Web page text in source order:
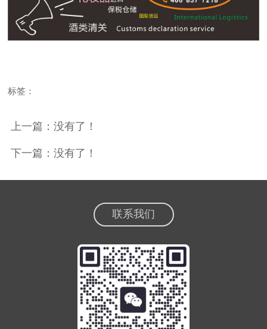
标签：
上一篇：没有了！
下一篇：没有了！
联系我们